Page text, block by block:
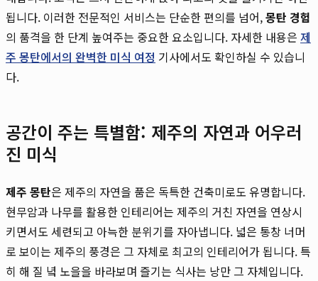
됩니다. 이러한 전문적인 서비스는 단순한 편의를 넘어,몽탄 경험
의 품격을 한 단계 높여주는 중요한 요소입니다. 자세한 내용은 제
주 몽탄에서의 완벽한 미식 여정 기사에서도 확인하실 수 있습니
다.
공간이 주는 특별함: 제주의 자연과 어우러
진 미식
제주 몽탄은 제주의 자연을 품은 독특한 건축미로도 유명합니다.
현무암과 나무를 활용한 인테리어는 제주의 거친 자연을 연상시
키면서도 세련되고 아늑한 분위기를 자아냅니다. 넓은 통창 너머
로 보이는 제주의 풍경은 그 자체로 최고의 인테리어가 됩니다. 특
히 해 질 녘 노을을 바라보며 즐기는 식사는 낭만 그 자체입니다.